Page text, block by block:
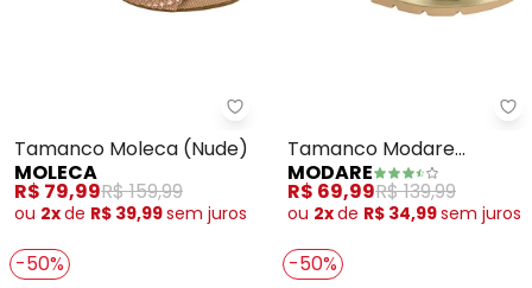
Moleca - Tamanco Moleca
Tamanco Moleca (Nude)
MOLECA
R$ 79,99R$ 159,99
ou 2xde R$ 39,99sem juros
Tamanco Modare
(Marrom)
MODARE
R$ 69,99R$ 139,99
ou 2xde R$ 34,99sem juros
-50% -50%